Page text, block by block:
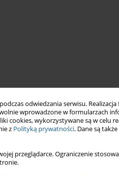
odwiedzania serwisu.
wprowadzone w formularzach
cookies, wykorzystywane są w celu
z Polityką prywatności. Dane są
przeglądarce. Ograniczenie